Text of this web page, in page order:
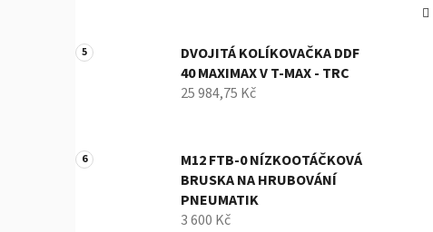
DVOJITÁ KOLÍKOVAČKA DDF
40 MAXIMAX V T-MAX - TRC
25 984,75 Kč
M12 FTB-0 NÍZKOOTÁČKOVÁ
BRUSKA NA HRUBOVÁNÍ
PNEUMATIK
3 600 Kč